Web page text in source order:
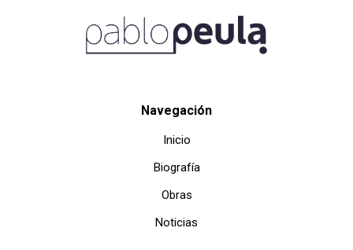
Navegación
Inicio
Biografía
Obras
Noticias